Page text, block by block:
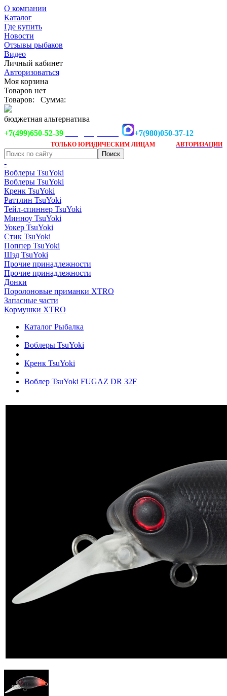
О компании
Каталог
Где купить
Новости
Отзывы рыбаков
Видео
Личный кабинет
Авторизоваться
Моя корзина
Товаров нет
Товаров:
Сумма:
бюджетная альтернатива
+7(499)650-52-39
+7(980)050-37-12
ТОЛЬКО ЮРИДИЧЕСКИМ ЛИЦАМ АВТОРИЗАЦИИ
-
Воблеры TsuYoki
Воблеры TsuYoki
Кренк TsuYoki
Раттлин TsuYoki
Тейл-спиннер TsuYoki
Минноу TsuYoki
Уокер TsuYoki
Стик TsuYoki
Поппер TsuYoki
Шэд TsuYoki
Прочие принадлежности
Прочие принадлежности
Донки
Поролоновые приманки XTRO
Запасные части
Кормушки XTRO
Каталог Рыбалка
Воблеры TsuYoki
Кренк TsuYoki
Воблер TsuYoki FUGAZ DR 32F